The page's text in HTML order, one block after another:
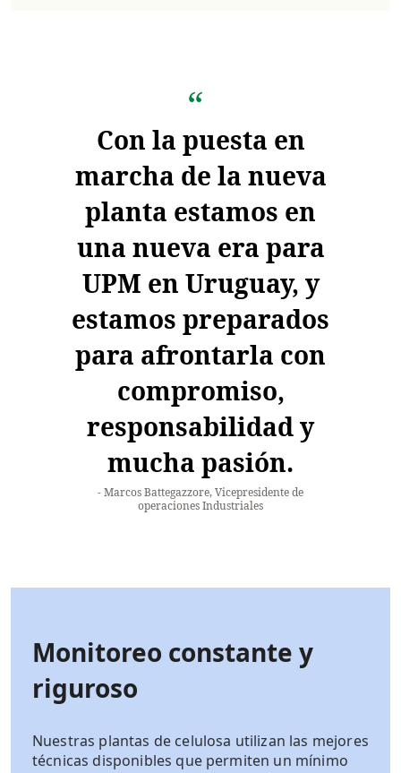
Con la puesta en
marcha de la nueva
planta estamos en
una nueva era para
UPM en Uruguay, y
estamos preparados
para afrontarla con
compromiso,
responsabilidad y
mucha pasión.
Marcos Battegazzore, Vicepresidente de
operaciones Industriales
Monitoreo constante y
riguroso
Nuestras plantas de celulosa utilizan las mejores
técnicas disponibles que permiten un mínimo